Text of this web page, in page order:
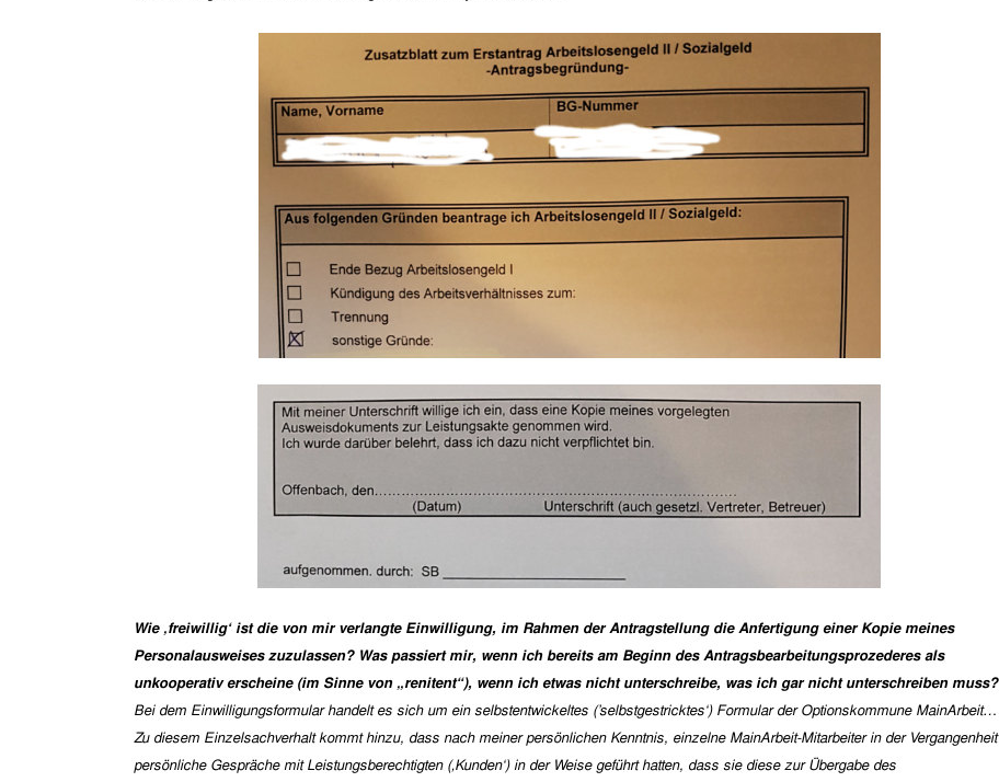
Wie ‚freiwillig‘ ist die von mir verlangte Einwilligung, im Rahmen der Antragstellung die Anfertigung einer Kopie meines
Personalausweises zuzulassen? Was passiert mir, wenn ich bereits am Beginn des Antragsbearbeitungsprozederes als
unkooperativ erscheine (im Sinne von „renitent“), wenn ich etwas nicht unterschreibe, was ich gar nicht unterschreiben muss?
Bei dem Einwilligungsformular handelt es sich um ein selbstentwickeltes (’selbstgestricktes‘) Formular der Optionskommune MainArbeit…
Zu diesem Einzelsachverhalt kommt hinzu, dass nach meiner persönlichen Kenntnis, einzelne MainArbeit-Mitarbeiter in der Vergangenheit
persönliche Gespräche mit Leistungsberechtigten (‚Kunden‘) in der Weise geführt hatten, dass sie diese zur Übergabe des